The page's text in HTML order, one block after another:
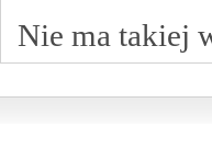
Nie ma takiej